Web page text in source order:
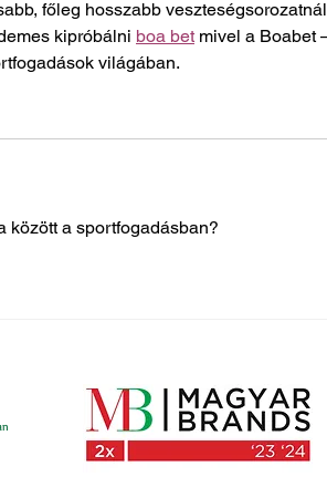
főleg hosszabb
kipróbálni boa bet mivel a Boabet
világában.
között a sportfogadásban?